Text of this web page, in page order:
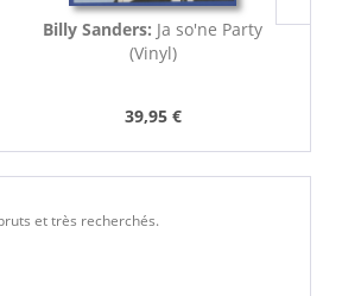
Billy Sanders: Ja so'ne Party
(Vinyl)
39,95 €
et très recherchés.